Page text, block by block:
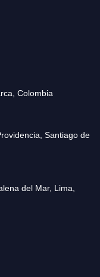
Colombia
Santiago de
del Mar, Lima,